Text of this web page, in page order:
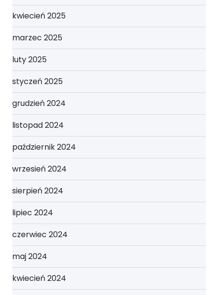
kwiecień 2025
marzec 2025
luty 2025
styczeń 2025
grudzień 2024
listopad 2024
październik 2024
wrzesień 2024
sierpień 2024
lipiec 2024
czerwiec 2024
maj 2024
kwiecień 2024